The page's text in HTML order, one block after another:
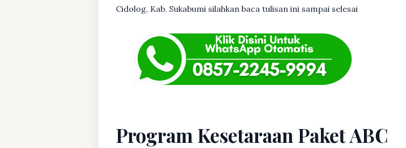
Cidolog, Kab. Sukabumi silahkan baca tulisan ini sampai selesai
Program Kesetaraan Paket ABC